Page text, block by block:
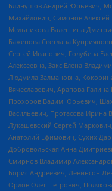
Блинушов Андрей Юрьевич,
Михайлович, Симонов Алексей
Мельникова Валентина
Баженова Светлана
Сергей Иванович, Голубева
Алексеевна, Закс Елена
Людмила Залмановна,
Вячеславович, Арапова
Прохоров Вадим Юрьевич,
Васильевич, Протасова Ирина
Лукашевский Сергей
Анатолий Ефимович, Сухих
Добровольская Анна
Смирнов Владимир
Борис Андреевич, Левинсон
Орлов Олег Петрович,